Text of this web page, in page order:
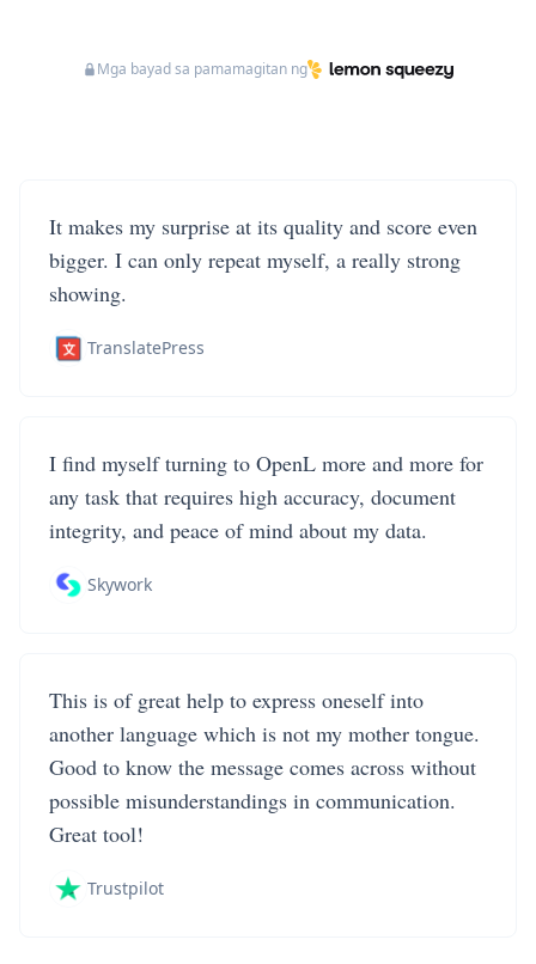
Mga bayad sa pamamagitan ng
It makes my surprise at its quality and score even
bigger. I can only repeat myself, a really strong
showing.
TranslatePress
I find myself turning to OpenL more and more for
any task that requires high accuracy, document
integrity, and peace of mind about my data.
Skywork
This is of great help to express oneself into
another language which is not my mother tongue.
Good to know the message comes across without
possible misunderstandings in communication.
Great tool!
Trustpilot